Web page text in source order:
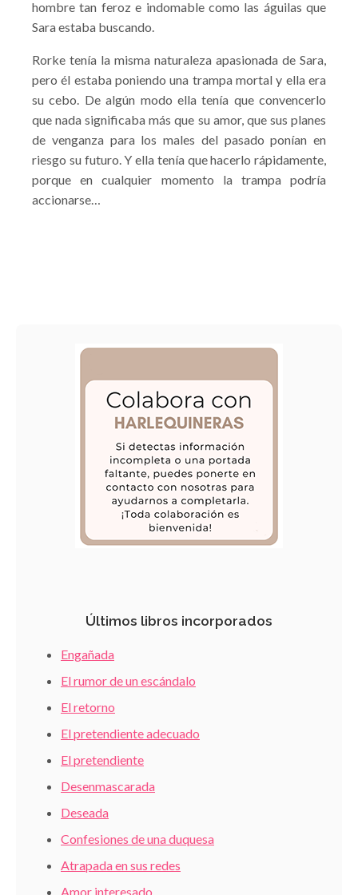
hombre tan feroz e indomable como las águilas que
Sara estaba buscando.
Rorke tenía la misma naturaleza apasionada de Sara,
pero él estaba poniendo una trampa mortal y ella era
su cebo. De algún modo ella tenía que convencerlo
que nada significaba más que su amor, que sus planes
de venganza para los males del pasado ponían en
riesgo su futuro. Y ella tenía que hacerlo rápidamente,
porque en cualquier momento la trampa podría
accionarse…
Últimos libros incorporados
Engañada
El rumor de un escándalo
El retorno
El pretendiente adecuado
El pretendiente
Desenmascarada
Deseada
Confesiones de una duquesa
Atrapada en sus redes
Amor interesado